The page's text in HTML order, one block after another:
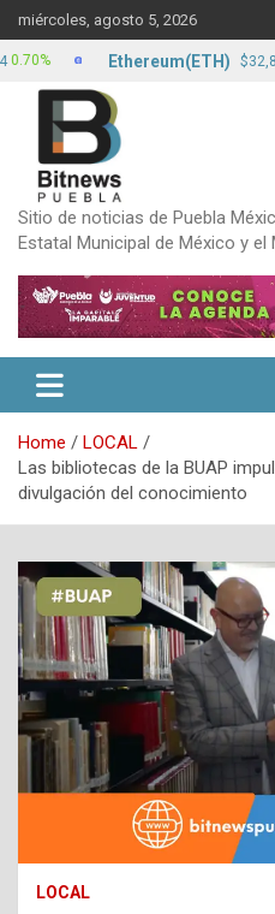
to
content
miércoles, agosto 5, 2026
Sitio de noticias de Puebla
Estatal Municipal de México y el
Home
LOCAL
Las bibliotecas de la BUAP
divulgación del conocimiento
LOCAL
Ethereum(ETH) $32,880.95